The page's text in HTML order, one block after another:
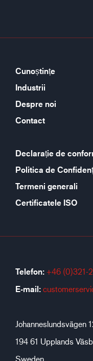
Cunoștințe
Industrii
Despre noi
Contact
Declarație de
Politica de
Termeni generali
Certificatele ISO
Telefon: +46 (0)321-
E-mail:
Johanneslundsvägen
194 61 Upplands
Sweden